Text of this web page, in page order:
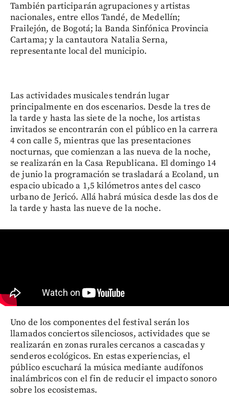
También participarán agrupaciones y artistas
nacionales, entre ellos Tandé, de Medellín;
Frailejón, de Bogotá; la Banda Sinfónica Provincia
Cartama; y la cantautora Natalia Serna,
representante local del municipio.
Las actividades musicales tendrán lugar
principalmente en dos escenarios. Desde la tres de
la tarde y hasta las siete de la noche, los artistas
invitados se encontrarán con el público en la carrera
4 con calle 5, mientras que las presentaciones
nocturnas, que comienzan a las nueva de la noche,
se realizarán en la Casa Republicana. El domingo 14
de junio la programación se trasladará a Ecoland, un
espacio ubicado a 1,5 kilómetros antes del casco
urbano de Jericó. Allá habrá música desde las dos de
la tarde y hasta las nueve de la noche.
Uno de los componentes del festival serán los
llamados conciertos silenciosos, actividades que se
realizarán en zonas rurales cercanos a cascadas y
senderos ecológicos. En estas experiencias, el
público escuchará la música mediante audífonos
inalámbricos con el fin de reducir el impacto sonoro
sobre los ecosistemas.